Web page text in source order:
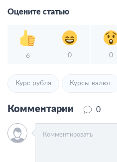
Оцените статью
6 0 0
Курс рубля Курсы валют
Комментарии 0